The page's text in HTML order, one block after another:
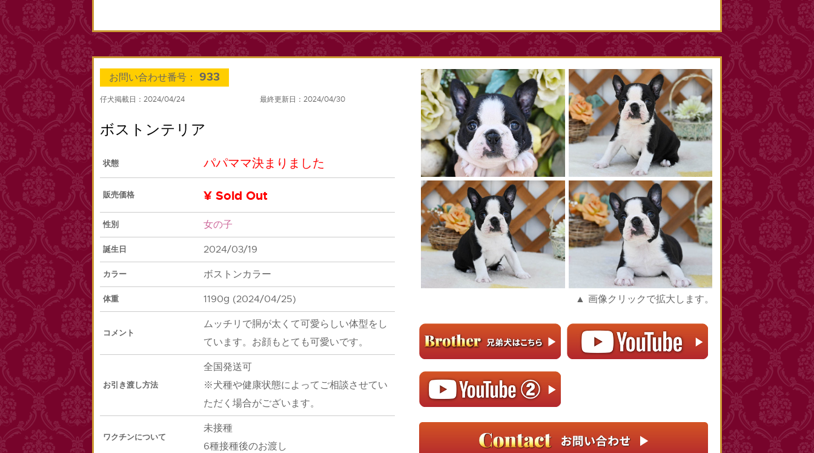
お問い合わせ番号： 933
仔犬掲載日：2024/04/24 最終更新日：2024/04/30
ボストンテリア
状態 パパママ決まりました
販売価格 ¥ Sold Out
性別 女の子
誕生日 2024/03/19
カラー ボストンカラー
体重 1190g (2024/04/25)
コメント
ムッチリで胴が太くて可愛らしい体型をし
ています。お顔もとても可愛いです。
お引き渡し方法
全国発送可
※犬種や健康状態によってご相談させてい
ただく場合がございます。
ワクチンについて
未接種
6種接種後のお渡し
▲ 画像クリックで拡大します。